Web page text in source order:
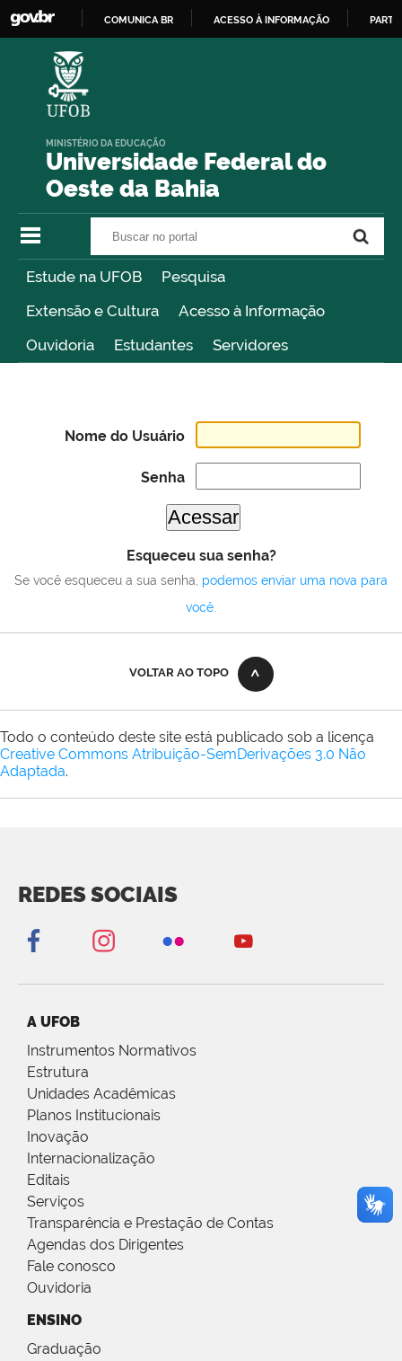
COMUNICA BR ACESSO À INFORMAÇÃO
Universidade Federal do
Oeste da Bahia
MINISTÉRIO DA EDUCAÇÃO
Estude na UFOB
Pesquisa
Extensão e Cultura
Acesso à Informação
Ouvidoria
Estudantes Servidores
Nome do Usuário
Senha
Esqueceu sua senha?
Se você esqueceu a sua senha, podemos enviar uma nova para
você
VOLTAR AO TOPO
Todo o conteúdo deste site está publicado sob a licença
Creative Commons Atribuição-SemDerivações 3.0 Não
Adaptada.
REDES SOCIAIS
A UFOB
Instrumentos Normativos
Estrutura
Unidades Acadêmicas
Planos Institucionais
Inovação
Internacionalização
Editais
Serviços
Transparência e Prestação de Contas
Agendas dos Dirigentes
Fale conosco
Ouvidoria
ENSINO
Graduação